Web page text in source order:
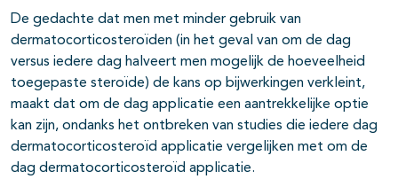
open- en dichtklappen
open- en dichtklappen
open- en dichtklappen
De gedachte dat men met minder gebruik van
dermatocorticosteroïden (in het geval van om de dag
versus iedere dag halveert men mogelijk de hoeveelheid
toegepaste steroïde) de kans op bijwerkingen verkleint,
maakt dat om de dag applicatie een aantrekkelijke optie
kan zijn, ondanks het ontbreken van studies die iedere dag
dermatocorticosteroïd applicatie vergelijken met om de
dag dermatocorticosteroïd applicatie.